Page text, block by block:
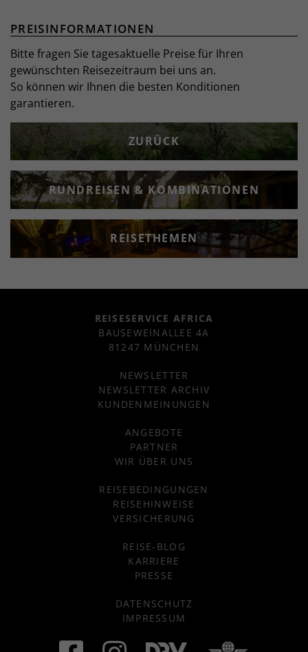
PREISINFORMATIONEN
Bitte fragen Sie tagesaktuelle Preise für Ihren
gewünschten Reisezeitraum bei uns an.
So können wir Ihnen die besten Konditionen
garantieren.
ZURÜCK
RUNDREISEN & KOMBINATIONEN
REISETHEMEN
REISESERVICE AFRICA
BAUSEWEINALLEE 4A
81247 MÜNCHEN
NEWSLETTER
NEWSLETTER ARCHIV
KUNDENMEINUNGEN
ANGEBOTE
PARTNER
WIR ÜBER UNS
REISEBEDINGUNGEN
REISEHINWEISE
VERSICHERUNG
REISE-BLOG
KARRIERE
PRESSE
DATENSCHUTZ
IMPRESSUM